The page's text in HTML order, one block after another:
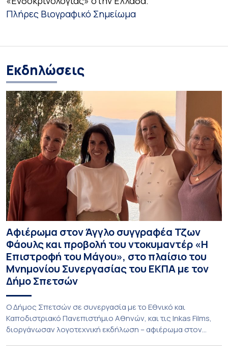
Πλήρες Βιογραφικό Σημείωμα
Εκδηλώσεις
Αφιέρωμα στον Άγγλο συγγραφέα Τζων
Φάουλς και προβολή του ντοκυμαντέρ «Η
Επιστροφή του Μάγου», στο πλαίσιο του
Μνημονίου Συνεργασίας του ΕΚΠΑ με τον
Δήμο Σπετσών
Ο Δήμος Σπετσών σε συνεργασία με το Εθνικό και
Καποδιστριακό Πανεπιστήμιο Αθηνών, και τις Inkas Films,
διοργάνωσαν λογοτεχνική εκδήλωση – αφιέρωμα στον